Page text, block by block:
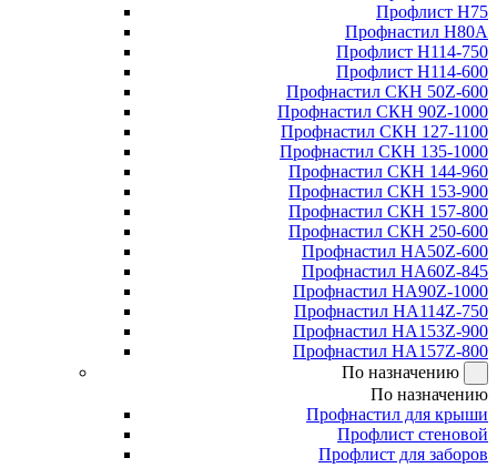
Профлист Н75
Профнастил Н80А
Профлист Н114-750
Профлист Н114-600
Профнастил СКН 50Z-600
Профнастил СКН 90Z-1000
Профнастил СКН 127-1100
Профнастил СКН 135-1000
Профнастил СКН 144-960
Профнастил СКН 153-900
Профнастил СКН 157-800
Профнастил СКН 250-600
Профнастил НА50Z-600
Профнастил НА60Z-845
Профнастил НА90Z-1000
Профнастил НА114Z-750
Профнастил НА153Z-900
Профнастил НА157Z-800
По назначению
По назначению
Профнастил для крыши
Профлист стеновой
Профлист для заборов